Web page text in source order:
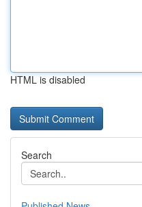
HTML is disabled
Search